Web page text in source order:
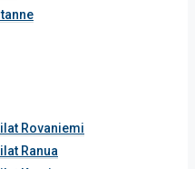
Rovaniemi
Ranua